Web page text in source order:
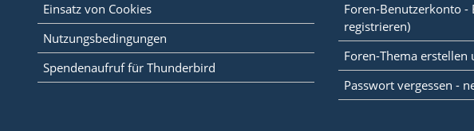
Einsatz von Cookies
Nutzungsbedingungen
Spendenaufruf für Thunderbird
Foren-Benutzerkonto -
registrieren)
Foren-Thema erstellen
Passwort vergessen -